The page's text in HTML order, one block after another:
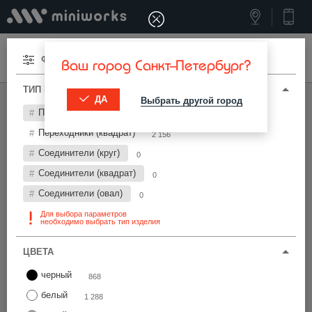
Меню Ваш город Санкт-Петербург?
ДА Выбрать другой город
МИНИВОРКС ПРО ПЕРЕХОДНИКИ И СОЕДИНИТЕЛИ
Переходники и соединители 60х60 мм
Фильтры
ТИП И ПАРАМЕТРЫ
Переходники (круг)
Переходники (квадрат) 2 156
Соединители (круг) 0
Соединители (квадрат) 0
Соединители (овал) 0
Для выбора параметров
необходимо выбрать тип изделия
ЦВЕТА
черный 868
белый 1 288